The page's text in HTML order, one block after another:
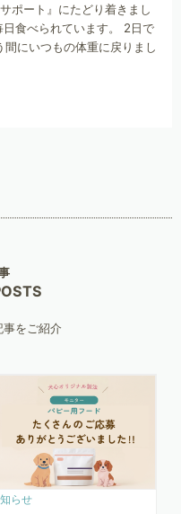
ポート』にたどり着きまし
食べられています。 2日で
にいつもの体重に戻りまし
事をご紹介
らせ